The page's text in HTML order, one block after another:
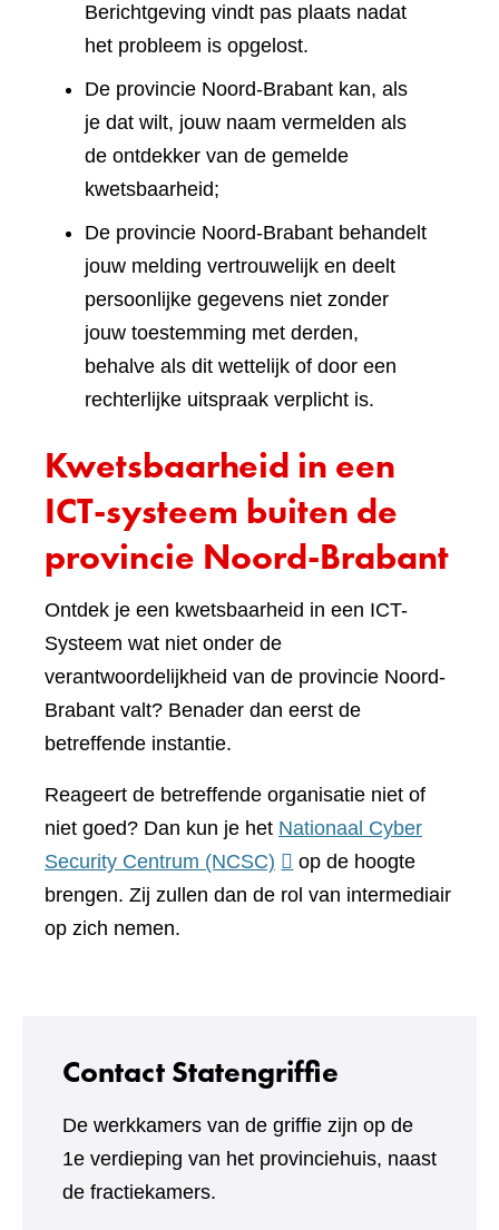
Berichtgeving vindt pas plaats nadat
het probleem is opgelost.
De provincie Noord-Brabant kan, als
je dat wilt, jouw naam vermelden als
de ontdekker van de gemelde
kwetsbaarheid;
De provincie Noord-Brabant behandelt
jouw melding vertrouwelijk en deelt
persoonlijke gegevens niet zonder
jouw toestemming met derden,
behalve als dit wettelijk of door een
rechterlijke uitspraak verplicht is.
Kwetsbaarheid in een
ICT-systeem buiten de
provincie Noord-Brabant
Ontdek je een kwetsbaarheid in een ICT-
Systeem wat niet onder de
verantwoordelijkheid van de provincie Noord-
Brabant valt? Benader dan eerst de
betreffende instantie.
Reageert de betreffende organisatie niet of
niet goed? Dan kun je het Nationaal Cyber
Security Centrum (NCSC) (verwijst
naar
op de hoogte
brengen. Zij zullen dan de rol van intermediair
op zich nemen.
Contact Statengriffie
De werkkamers van de griffie zijn op de
1e verdieping van het provinciehuis, naast
de fractiekamers.